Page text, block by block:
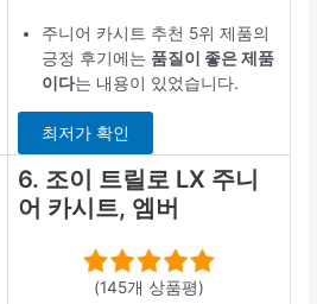
주니어 카시트 추천 5위 제품의
긍정 후기에는 품질이 좋은 제품
이다는 내용이 있었습니다.
최저가 확인
6. 조이 트릴로 LX 주니
어 카시트, 엠버
(145개 상품평)